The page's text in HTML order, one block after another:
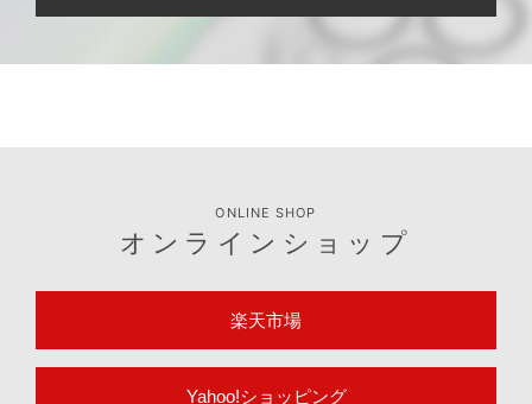
ONLINE SHOP
オンラインショップ
楽天市場
Yahoo!ショッピング